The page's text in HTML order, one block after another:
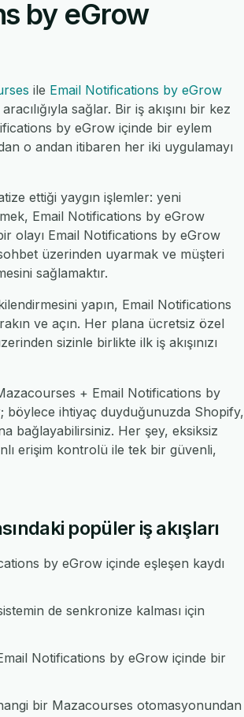
by eGrow
ile Email Notifications by eGrow
sağlar. Bir iş akışını bir kez
by eGrow içinde bir eylem
o andan itibaren her iki uygulamayı
ettiği yaygın işlemler: yeni
Email Notifications by eGrow
olayı Email Notifications by eGrow
üzerinden uyarmak ve müşteri
sağlamaktır.
yapın, Email Notifications
ve açın. Her plana ücretsiz özel
sizinle birlikte ilk iş akışınızı
+ Email Notifications by
böylece ihtiyaç duyduğunuzda Shopify,
bağlayabilirsiniz. Her şey, eksiksiz
erişim kontrolü ile tek bir güvenli,
popüler iş akışları
by eGrow içinde eşleşen kaydı
de senkronize kalması için
Notifications by eGrow içinde bir
bir Mazacourses otomasyonundan